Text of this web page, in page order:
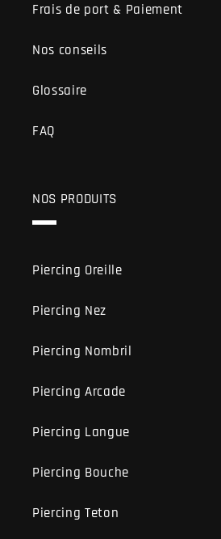
Frais de port & Paiement
Nos conseils
Glossaire
FAQ
NOS PRODUITS
Piercing Oreille
Piercing Nez
Piercing Nombril
Piercing Arcade
Piercing Langue
Piercing Bouche
Piercing Teton